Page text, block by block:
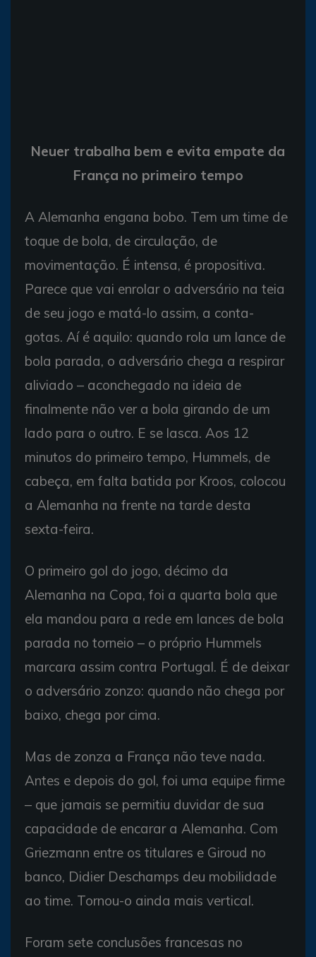
Neuer trabalha bem e evita empate da
França no primeiro tempo
A Alemanha engana bobo. Tem um time de
toque de bola, de circulação, de
movimentação. É intensa, é propositiva.
Parece que vai enrolar o adversário na teia
de seu jogo e matá-lo assim, a conta-
gotas. Aí é aquilo: quando rola um lance de
bola parada, o adversário chega a respirar
aliviado – aconchegado na ideia de
finalmente não ver a bola girando de um
lado para o outro. E se lasca. Aos 12
minutos do primeiro tempo, Hummels, de
cabeça, em falta batida por Kroos, colocou
a Alemanha na frente na tarde desta
sexta-feira.
O primeiro gol do jogo, décimo da
Alemanha na Copa, foi a quarta bola que
ela mandou para a rede em lances de bola
parada no torneio – o próprio Hummels
marcara assim contra Portugal. É de deixar
o adversário zonzo: quando não chega por
baixo, chega por cima.
Mas de zonza a França não teve nada.
Antes e depois do gol, foi uma equipe firme
– que jamais se permitiu duvidar de sua
capacidade de encarar a Alemanha. Com
Griezmann entre os titulares e Giroud no
banco, Didier Deschamps deu mobilidade
ao time. Tornou-o ainda mais vertical.
Foram sete conclusões francesas no